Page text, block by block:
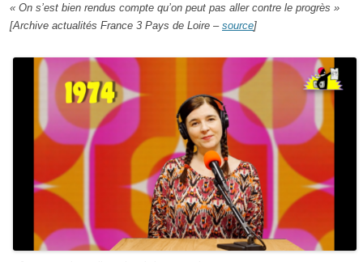
« On s’est bien rendus compte qu’on peut pas aller contre le progrès »
[Archive actualités France 3 Pays de Loire – source]